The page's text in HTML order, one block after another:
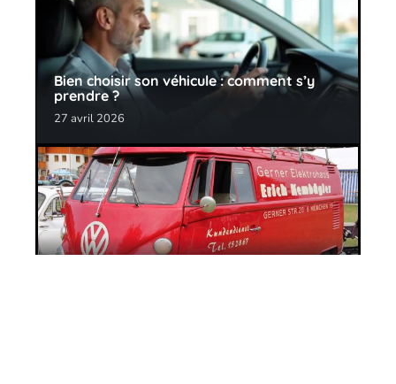
Bien choisir son véhicule : comment s’y
prendre ?
27 avril 2026